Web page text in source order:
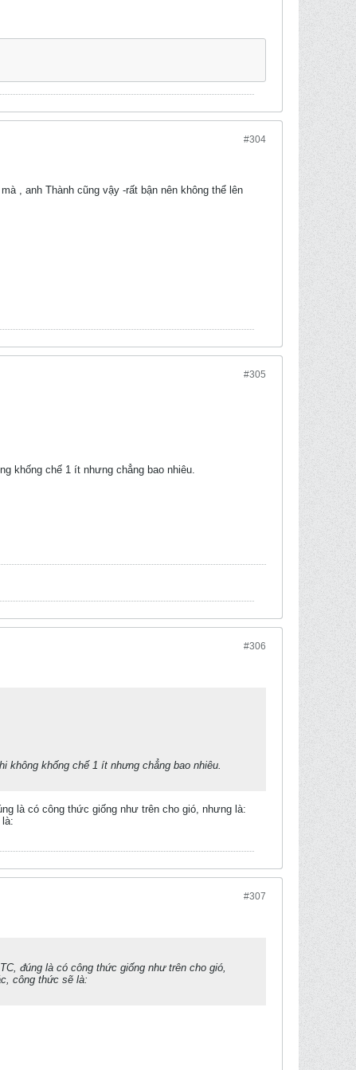
#304
, anh Thành cũng vậy -rất bận nên không thể lên
#305
khống chế 1 ít nhưng chẳng bao nhiêu.
#306
không khống chế 1 ít nhưng chẳng bao nhiêu.
là có công thức giống như trên cho gió, nhưng là:
#307
đúng là có công thức giống như trên cho gió,
công thức sẽ là: